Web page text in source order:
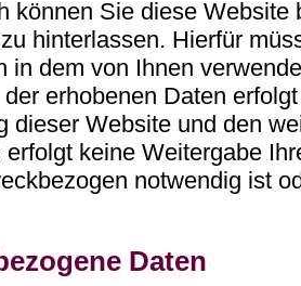
können Sie diese Website
hinterlassen. Hierfür
in dem von Ihnen
erhobenen Daten
dieser Website und den
keine Weitergabe
notwendig ist
Daten